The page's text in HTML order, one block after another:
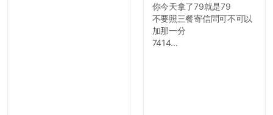
你今天拿了79就是79
不要照三餐寄信問可不可以
加那一分
7414...